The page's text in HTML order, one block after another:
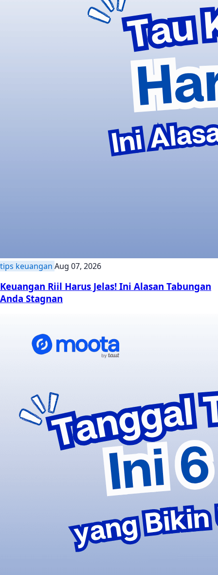
tips keuangan Aug 07, 2026
Keuangan Riil Harus Jelas! Ini Alasan Tabungan
Anda Stagnan